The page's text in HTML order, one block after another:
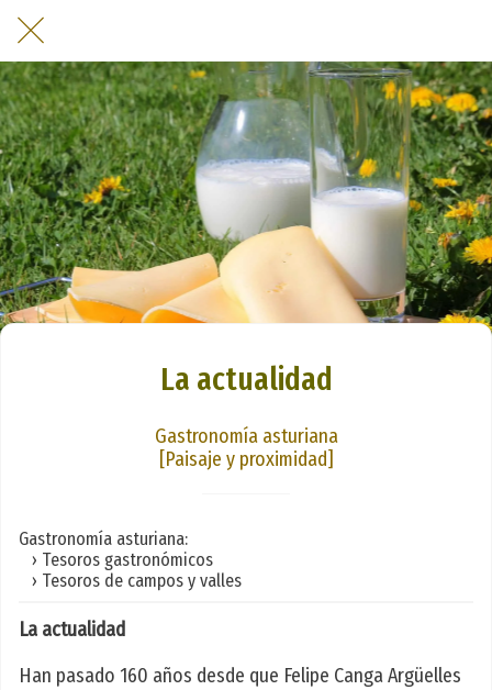
La actualidad
Gastronomía asturiana
[Paisaje y proximidad]
Gastronomía asturiana:
› Tesoros gastronómicos
› Tesoros de campos y valles
La actualidad
Han pasado 160 años desde que Felipe Canga Argüelles